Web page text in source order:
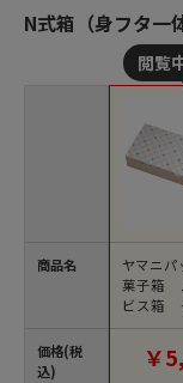
N式箱（身フタ一
商品名
価格(税
込)
ヤマニパ
菓子箱
ビス箱
くり色
0個 19-
（ご注
￥